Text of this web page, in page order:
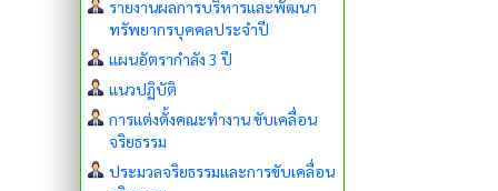
รายงานผลการบริหารและพัฒนา
ทรัพยากรบุคคลประจำปี
แผนอัตรากำลัง 3 ปี
แนวปฏิบัติ
การแต่งตั้งคณะทำงาน ขับเคลื่อน
จริยธรรม
ประมวลจริยธรรมและการขับเคลื่อน